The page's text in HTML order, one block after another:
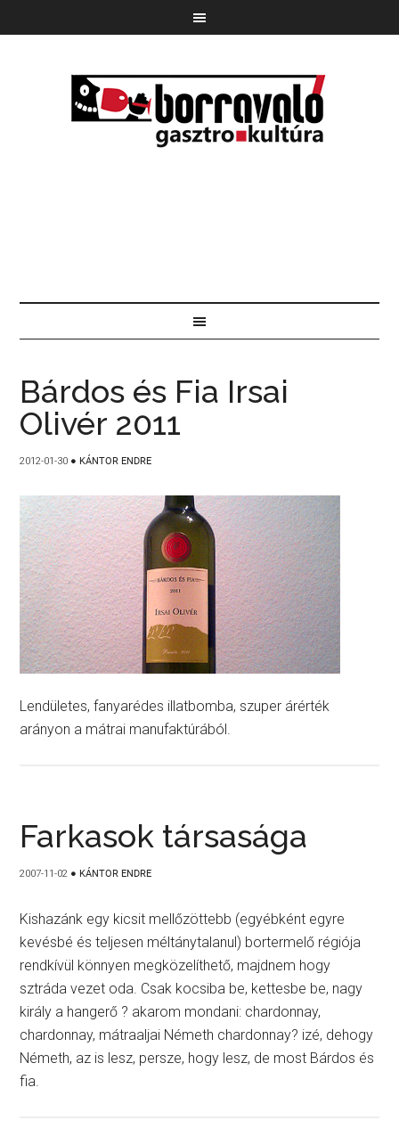
Bárdos és Fia Irsai
Olivér 2011
2012-01-30 ● KÁNTOR ENDRE
Lendületes, fanyarédes illatbomba, szuper árérték
arányon a mátrai manufaktúrából.
Farkasok társasága
2007-11-02 ● KÁNTOR ENDRE
Kishazánk egy kicsit mellőzöttebb (egyébként egyre
kevésbé és teljesen méltánytalanul) bortermelő régiója
rendkívül könnyen megközelíthető, majdnem hogy
sztráda vezet oda. Csak kocsiba be, kettesbe be, nagy
király a hangerő ? akarom mondani: chardonnay,
chardonnay, mátraaljai Németh chardonnay? izé, dehogy
Németh, az is lesz, persze, hogy lesz, de most Bárdos és
fia.